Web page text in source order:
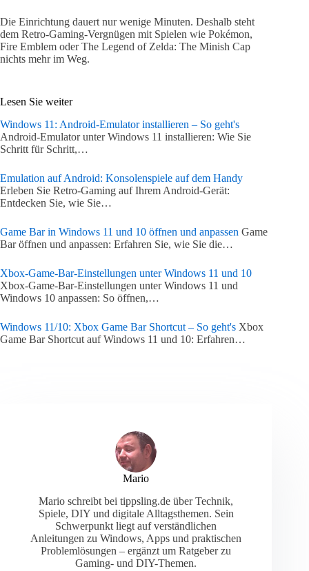
Die Einrichtung dauert nur wenige Minuten. Deshalb steht
dem Retro-Gaming-Vergnügen mit Spielen wie Pokémon,
Fire Emblem oder The Legend of Zelda: The Minish Cap
nichts mehr im Weg.
Lesen Sie weiter
Windows 11: Android-Emulator installieren – So geht's
Android-Emulator unter Windows 11 installieren: Wie Sie
Schritt für Schritt,…
Emulation auf Android: Konsolenspiele auf dem Handy
Erleben Sie Retro-Gaming auf Ihrem Android-Gerät:
Entdecken Sie, wie Sie…
Game Bar in Windows 11 und 10 öffnen und anpassen Game
Bar öffnen und anpassen: Erfahren Sie, wie Sie die…
Xbox-Game-Bar-Einstellungen unter Windows 11 und 10
Xbox-Game-Bar-Einstellungen unter Windows 11 und
Windows 10 anpassen: So öffnen,…
Windows 11/10: Xbox Game Bar Shortcut – So geht's Xbox
Game Bar Shortcut auf Windows 11 und 10: Erfahren…
Mario
Mario schreibt bei tippsling.de über Technik,
Spiele, DIY und digitale Alltagsthemen. Sein
Schwerpunkt liegt auf verständlichen
Anleitungen zu Windows, Apps und praktischen
Problemlösungen – ergänzt um Ratgeber zu
Gaming- und DIY-Themen.